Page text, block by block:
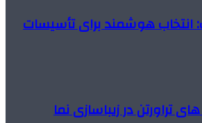
انتخاب هوشمند برای تأسیسات
تراورتن در زیباسازی نما